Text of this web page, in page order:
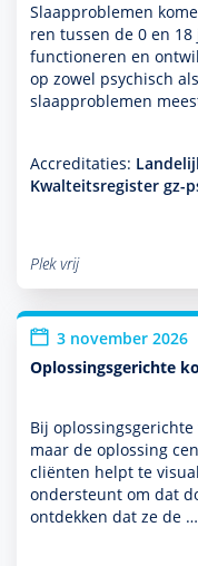
Slaappro­ble­men
ren tussen de 0 en
functio­neren en
op zowel psychisch
slaappro­ble­men
Accreditaties:
Kwalteitsregister gz-
Plek vrij
3 november 2026
Oplossingsgerichte
Bij
maar de oplos­sing
cliënten helpt te
onder­steunt om dat
ontdekken dat ze de …